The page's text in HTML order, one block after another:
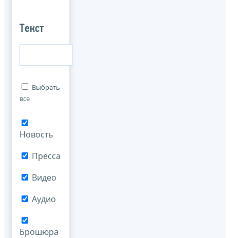
Текст
Выбрать
все
Новость
Пресса
Видео
Аудио
Брошюра